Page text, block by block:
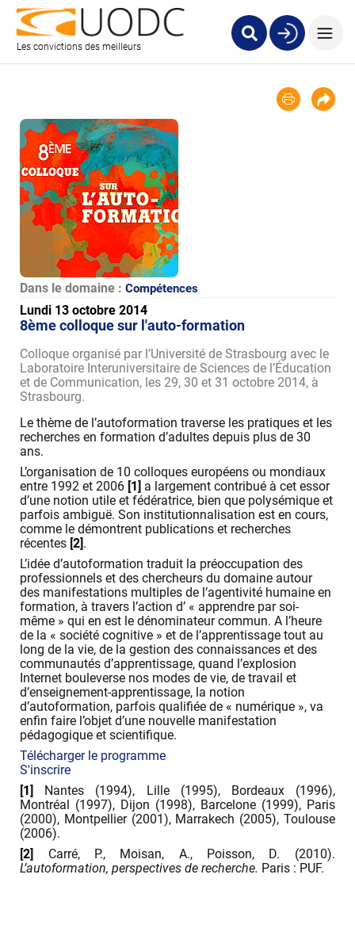
Les convictions des meilleurs
Dans le domaine : Compétences
Lundi 13 octobre 2014
8ème colloque sur l'auto-formation
Colloque organisé par l’Université de Strasbourg avec le
Laboratoire Interuniversitaire de Sciences de l’Éducation
et de Communication, les 29, 30 et 31 octobre 2014, à
Strasbourg.
Le thème de l’autoformation traverse les pratiques et les
recherches en formation d’adultes depuis plus de 30
ans.
L’organisation de 10 colloques européens ou mondiaux
entre 1992 et 2006 [1] a largement contribué à cet essor
d’une notion utile et fédératrice, bien que polysémique et
parfois ambiguë. Son institutionnalisation est en cours,
comme le démontrent publications et recherches
récentes [2].
L’idée d’autoformation traduit la préoccupation des
professionnels et des chercheurs du domaine autour
des manifestations multiples de l’agentivité humaine en
formation, à travers l’action d’ « apprendre par soi-
même » qui en est le dénominateur commun. A l’heure
de la « société cognitive » et de l’apprentissage tout au
long de la vie, de la gestion des connaissances et des
communautés d’apprentissage, quand l’explosion
Internet bouleverse nos modes de vie, de travail et
d’enseignement-apprentissage, la notion
d’autoformation, parfois qualifiée de « numérique », va
enfin faire l’objet d’une nouvelle manifestation
pédagogique et scientifique.
Télécharger le programme
S'inscrire
[1]
Nantes (1994), Lille (1995), Bordeaux (1996),
Montréal (1997), Dijon (1998), Barcelone (1999), Paris
(2000), Montpellier (2001), Marrakech (2005), Toulouse
(2006).
[2]
Carré, P., Moisan, A., Poisson, D. (2010).
L’autoformation, perspectives de recherche. Paris : PUF.